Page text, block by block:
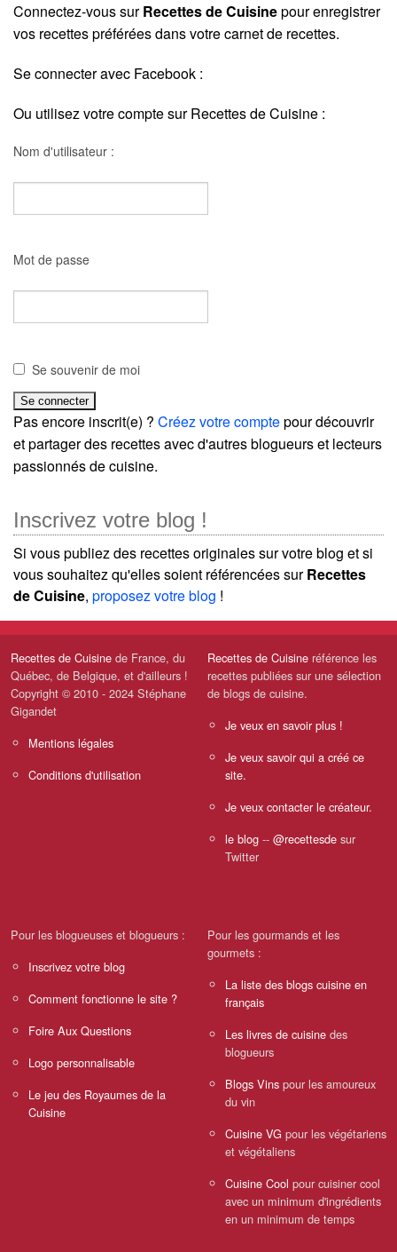
Connectez-vous surRecettes de Cuisinepour enregistrer
vos recettes préférées dans votre carnet de recettes.
Se connecter avec Facebook :
Ou utilisez votre compte sur Recettes de Cuisine :
Nom d'utilisateur :
Mot de passe
Se souvenir de moi
Pas encore inscrit(e) ? Créez votre comptepour découvrir
et partager des recettes avec d'autres blogueurs et lecteurs
passionnés de cuisine.
Inscrivez votre blog !
Si vous publiez des recettes originales sur votre blog et si
vous souhaitez qu'elles soient référencées surRecettes
de Cuisine, proposez votre blog !
Recettes de Cuisine de France, du
Québec, de Belgique, et d'ailleurs !
Copyright © 2010 - 2024 Stéphane
Gigandet
Mentions légales
Conditions d'utilisation
Recettes de Cuisine référence les
recettes publiées sur une sélection
de blogs de cuisine.
Je veux en savoir plus !
Je veux savoir qui a créé ce
site.
Je veux contacter le créateur.
le blog -- @recettesde sur
Twitter
Pour les blogueuses et blogueurs :
Inscrivez votre blog
Comment fonctionne le site ?
Foire Aux Questions
Logo personnalisable
Le jeu des Royaumes de la
Cuisine
Pour les gourmands et les
gourmets :
La liste des blogs cuisine en
français
Les livres de cuisine des
blogueurs
Blogs Vins pour les amoureux
du vin
Cuisine VG pour les végétariens
et végétaliens
Cuisine Cool pour cuisiner cool
avec un minimum d'ingrédients
en un minimum de temps